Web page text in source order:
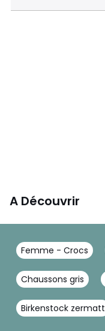
A Découvrir
Femme - Crocs
Chaussons gris
Birkenstock zermatt